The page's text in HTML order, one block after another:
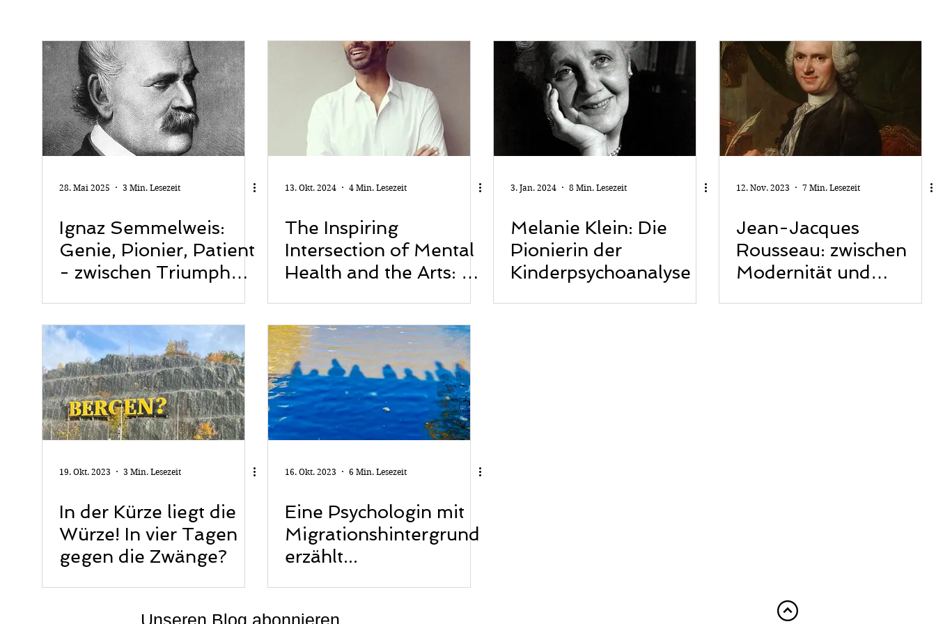
28. Mai 2025 3 Min. Lesezeit
Ignaz Semmelweis:
Genie, Pionier, Patient
- zwischen Triumph
13. Okt. 2024 4 Min. Lesezeit
The Inspiring
Intersection of Mental
Health and the Arts: Dr
3. Jan. 2024 8 Min. Lesezeit
Melanie Klein: Die
Pionierin der
Kinderpsychoanalyse
12. Nov. 2023 7 Min. Lesezeit
Jean-Jacques
Rousseau: zwischen
Modernität und
19. Okt. 2023 3 Min. Lesezeit
In der Kürze liegt die
Würze! In vier Tagen
gegen die Zwänge?
16. Okt. 2023 6 Min. Lesezeit
Eine Psychologin mit
Migrationshintergrund
erzählt...
Unseren Blog abonnieren